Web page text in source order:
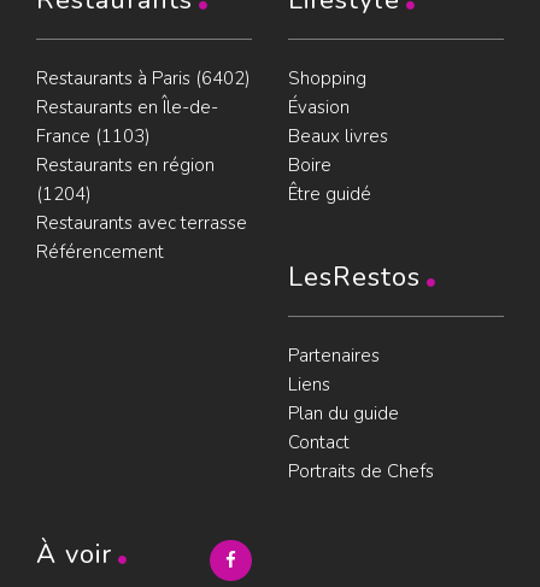
Restaurants à Paris (6402)
Restaurants en Île-de-
France (1103)
Restaurants en région
(1204)
Restaurants avec terrasse
Référencement
Shopping
Évasion
Beaux livres
Boire
Être guidé
LesRestos
Partenaires
Liens
Plan du guide
Contact
Portraits de Chefs
À voir